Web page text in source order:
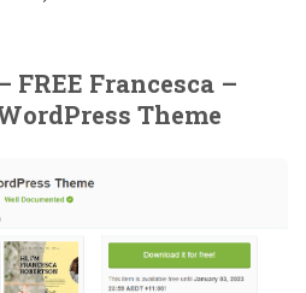
FREE Francesca –
Theme